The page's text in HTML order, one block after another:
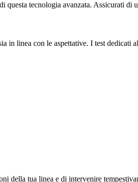
tecnologia avanzata. Assicurati di
in linea con le aspettative. I test
della tua linea e di intervenire